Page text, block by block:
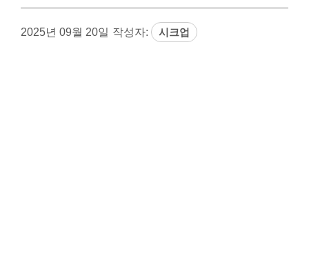
2025년 09월 20일 작성자: 시크업